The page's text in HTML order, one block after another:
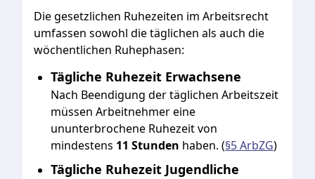
Die gesetzlichen Ruhezeiten im Arbeitsrecht
umfassen sowohl die täglichen als auch die
wöchentlichen Ruhephasen:
Tägliche Ruhezeit Erwachsene
Nach Beendigung der täglichen Arbeitszeit
müssen Arbeitnehmer eine
ununterbrochene Ruhezeit von
mindestens 11 Stunden haben. (§5 ArbZG)
Tägliche Ruhezeit Jugendliche